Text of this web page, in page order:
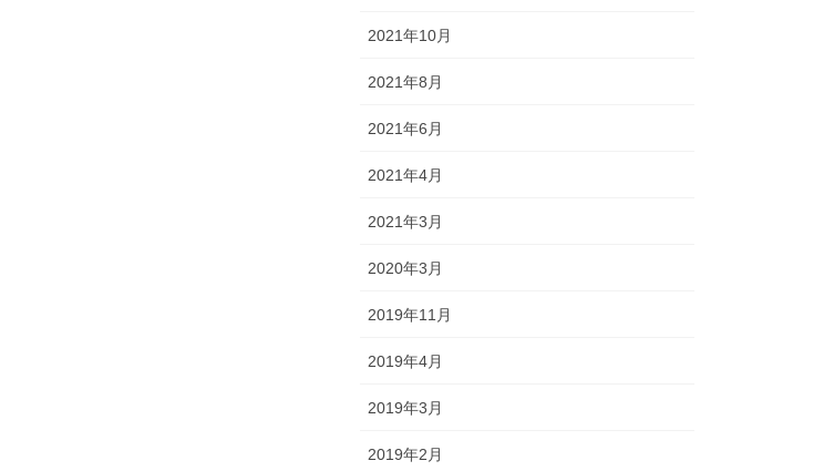
2021年10月
2021年8月
2021年6月
2021年4月
2021年3月
2020年3月
2019年11月
2019年4月
2019年3月
2019年2月